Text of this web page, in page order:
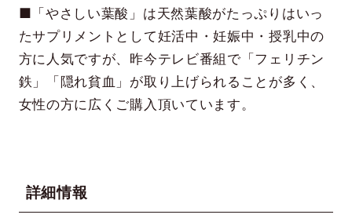
■「やさしい葉酸」は天然葉酸がたっぷりはいっ
たサプリメントとして妊活中・妊娠中・授乳中の
方に人気ですが、昨今テレビ番組で「フェリチン
鉄」「隠れ貧血」が取り上げられることが多く、
女性の方に広くご購入頂いています。
詳細情報